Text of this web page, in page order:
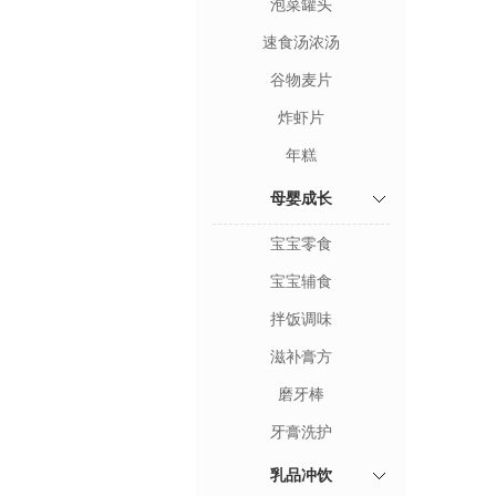
泡菜罐头
速食汤浓汤
谷物麦片
炸虾片
年糕
母婴成长
宝宝零食
宝宝辅食
拌饭调味
滋补膏方
磨牙棒
牙膏洗护
乳品冲饮